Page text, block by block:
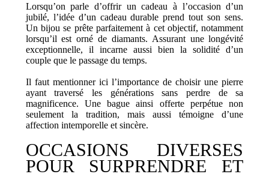
Lorsqu’on parle d’offrir un cadeau à l’occasion d’un
jubilé, l’idée d’un cadeau durable prend tout son sens.
Un bijou se prête parfaitement à cet objectif, notamment
lorsqu’il est orné de diamants. Assurant une longévité
exceptionnelle, il incarne aussi bien la solidité d’un
couple que le passage du temps.
Il faut mentionner ici l’importance de choisir une pierre
ayant traversé les générations sans perdre de sa
magnificence. Une bague ainsi offerte perpétue non
seulement la tradition, mais aussi témoigne d’une
affection intemporelle et sincère.
OCCASIONS DIVERSES
POUR SURPRENDRE ET